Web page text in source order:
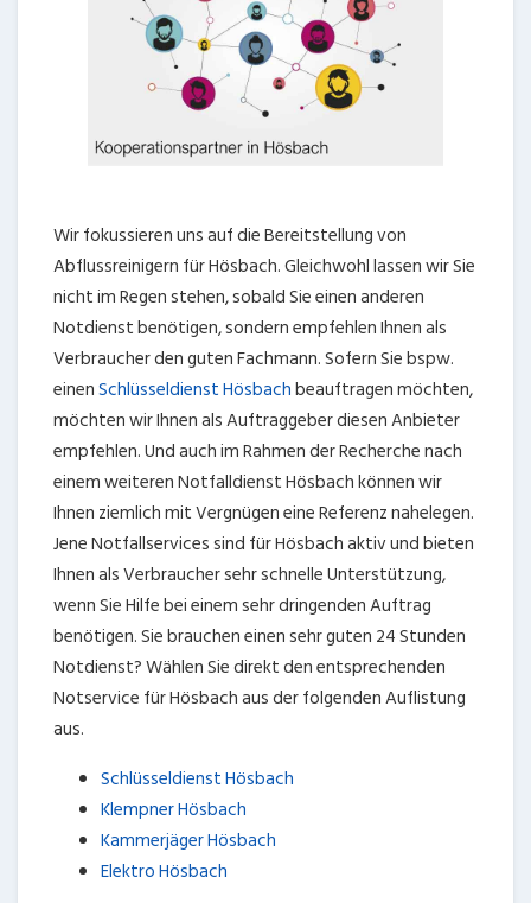
Wir fokussieren uns auf die Bereitstellung von
Abflussreinigern für Hösbach. Gleichwohl lassen wir Sie
nicht im Regen stehen, sobald Sie einen anderen
Notdienst benötigen, sondern empfehlen Ihnen als
Verbraucher den guten Fachmann. Sofern Sie bspw.
einenSchlüsseldienst Hösbachbeauftragen möchten,
möchten wir Ihnen als Auftraggeber diesen Anbieter
empfehlen. Und auch im Rahmen der Recherche nach
einem weiteren Notfalldienst Hösbach können wir
Ihnen ziemlich mit Vergnügen eine Referenz nahelegen.
Jene Notfallservices sind für Hösbach aktiv und bieten
Ihnen als Verbraucher sehr schnelle Unterstützung,
wenn Sie Hilfe bei einem sehr dringenden Auftrag
benötigen. Sie brauchen einen sehr guten 24 Stunden
Notdienst? Wählen Sie direkt den entsprechenden
Notservice für Hösbach aus der folgenden Auflistung
aus.
Schlüsseldienst Hösbach
Klempner Hösbach
Kammerjäger Hösbach
Elektro Hösbach